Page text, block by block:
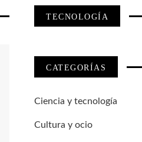
TECNOLOGÍA
CATEGORÍAS
Ciencia y tecnología
Cultura y ocio